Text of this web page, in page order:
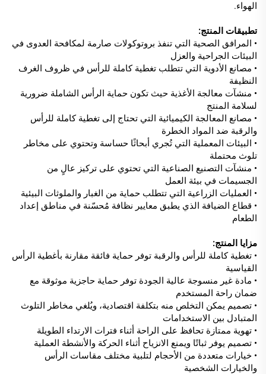
الهواء.
تطبيقات المنتج:
• المرافق الصحية التي تنفذ بروتوكولات صارمة لمكافحة العدوى في
البيئات الجراحية والعزل
• مصانع الأدوية التي تتطلب تغطية كاملة للرأس في ظروف الغرف
النظيفة
• منشآت معالجة الأغذية حيث تكون حماية الرأس الشاملة ضرورية
لسلامة المنتج
• مصانع المعالجة الكيميائية التي تحتاج إلى تغطية كاملة للرأس
والرقبة ضد المواد الخطرة
• البيئات المعملية التي تُجري أبحاثًا حساسة وتحتوي على مخاطر
تلوث محتملة
• منشآت التصنيع الصناعية التي تحتوي على تركيز عالٍ من
الجسيمات في بيئة العمل
• العمليات الزراعية التي تتطلب حماية من الغبار والملوثات البيئية
• قطاع الضيافة الذي يطبق معايير نظافة مُحسّنة في مناطق إعداد
الطعام
مزايا المنتج:
• تغطية كاملة للرأس والرقبة توفر حماية فائقة مقارنة بأغطية الرأس
القياسية
• مادة غير منسوجة عالية الجودة توفر حماية حاجزية موثوقة مع
ضمان راحة المستخدم
• تصميم يمكن التخلص منه بتكلفة اقتصادية، ويُلغي مخاطر التلوث
المتبادل بين الاستخدامات
• تهوية ممتازة تحافظ على الراحة أثناء فترات الارتداء الطويلة
• تصميم يوفر ثباتًا ويمنع الانزياح أثناء الحركة والأنشطة العملية
• خيارات متعددة من الأحجام لتلبية مختلف مقاسات الرأس
والخيارات الشخصية